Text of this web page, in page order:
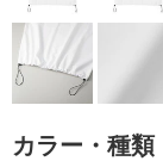
カラー・種類